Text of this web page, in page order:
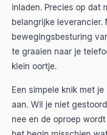
inladen. Precies op dat
belangrijke leverancier.
bewegingsbesturing
te graaien naar je
klein oortje.
Een simpele knik met
aan. Wil je niet
nee en de oproep